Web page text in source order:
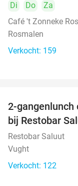
Di Do
Za
Café 't Zonneke
Rosmalen
Verkocht: 159
2-gangenlunch
bij Restobar
Restobar Saluut
Vught
Verkocht: 122